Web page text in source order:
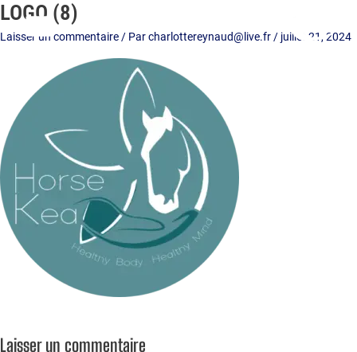
Aller
LOGO (8)
Laisser un commentaire/ Parcharlottereynaud@live.fr/ juillet 21, 2024
Laisser un commentaire